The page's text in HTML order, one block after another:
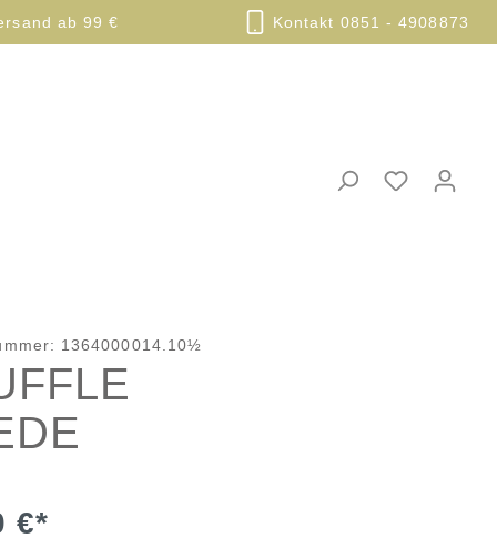
ab 99 € Kontakt 0851 - 4908873
1364000014.10½
€*